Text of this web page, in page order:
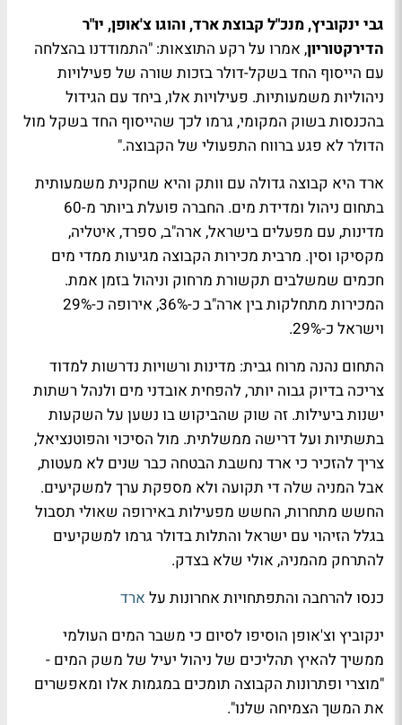
גבי ינקוביץ, מנכ"ל קבוצת ארד, והוגו צ'אופן, יו"ר
הדירקטוריון, אמרו על רקע התוצאות: "התמודדנו בהצלחה
עם הייסוף החד בשקל-דולר בזכות שורה של פעילויות
ניהוליות משמעותיות. פעילויות אלו, ביחד עם הגידול
בהכנסות בשוק המקומי, גרמו לכך שהייסוף החד בשקל מול
הדולר לא פגע ברווח התפעולי של הקבוצה."
ארד היא קבוצה גדולה עם וותק והיא שחקנית משמעותית
בתחום ניהול ומדידת מים. החברה פועלת ביותר מ-60
מדינות, עם מפעלים בישראל, ארה"ב, ספרד, איטליה,
מקסיקו וסין. מרבית מכירות הקבוצה מגיעות ממדי מים
חכמים שמשלבים תקשורת מרחוק וניהול בזמן אמת.
המכירות מתחלקות בין ארה"ב כ-36%, אירופה כ-29%
וישראל כ-29%.
התחום נהנה מרוח גבית: מדינות ורשויות נדרשות למדוד
צריכה בדיוק גבוה יותר, להפחית אובדני מים ולנהל רשתות
ישנות ביעילות. זה שוק שהביקוש בו נשען על השקעות
בתשתיות ועל דרישה ממשלתית. מול הסיכוי והפוטנציאל,
צריך להזכיר כי ארד נחשבת הבטחה כבר שנים לא מעטות,
אבל המניה שלה די תקועה ולא מספקת ערך למשקיעים.
החשש מתחרות, החשש מפעילות באירופה שאולי תסבול
בגלל הזיהוי עם ישראל והתלות בדולר גרמו למשקיעים
להתרחק מהמניה, אולי שלא בצדק.
כנסו להרחבה והתפתחויות אחרונות על ארד
ינקוביץ וצ'אופן הוסיפו לסיום כי משבר המים העולמי
ממשיך להאיץ תהליכים של ניהול יעיל של משק המים -
"מוצרי ופתרונות הקבוצה תומכים במגמות אלו ומאפשרים
את המשך הצמיחה שלנו".